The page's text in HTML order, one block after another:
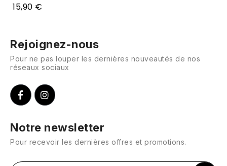
15,90 €
Rejoignez-nous
Pour ne pas louper les dernières nouveautés de nos
réseaux sociaux
Notre newsletter
Pour recevoir les dernières offres et promotions.